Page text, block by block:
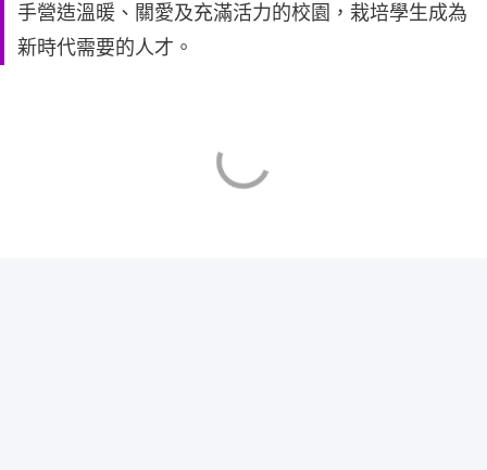
手營造溫暖、關愛及充滿活力的校園，栽培學生成為
新時代需要的人才。